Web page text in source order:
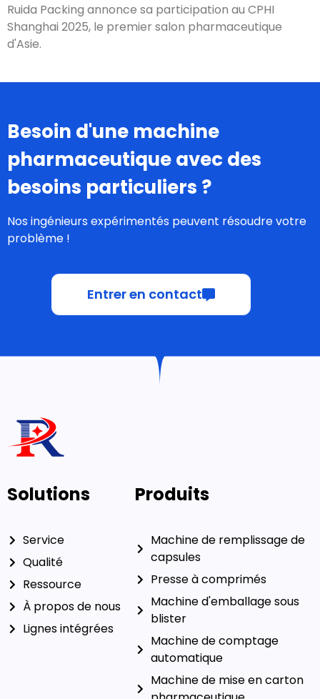
Ruida Packing annonce sa participation au CPHI
Shanghai 2025, le premier salon pharmaceutique
d'Asie.
Besoin d'une machine
pharmaceutique avec des
besoins particuliers ?
Nos ingénieurs expérimentés peuvent résoudre votre
problème !
Entrer en contact
Solutions
Service
Qualité
Ressource
À propos de nous
Lignes intégrées
Produits
Machine de remplissage de
capsules
Presse à comprimés
Machine d'emballage sous
blister
Machine de comptage
automatique
Machine de mise en carton